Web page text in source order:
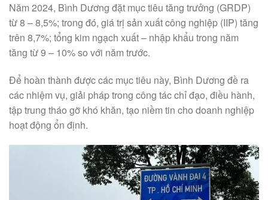
Năm 2024, Bình Dương đặt mục tiêu tăng trưởng (GRDP)
từ 8 – 8,5%; trong đó, giá trị sản xuất công nghiệp (IIP) tăng
trên 8,7%; tổng kim ngạch xuất – nhập khẩu trong năm
tăng từ 9 – 10% so với năm trước.
Để hoàn thành được các mục tiêu này, Bình Dương đề ra
các nhiệm vụ, giải pháp trong công tác chỉ đạo, điều hành,
tập trung tháo gỡ khó khăn, tạo niềm tin cho doanh nghiệp
hoạt động ổn định.